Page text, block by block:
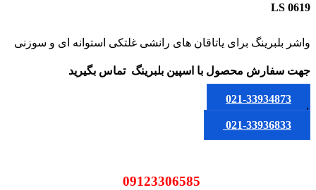
LS 0619
واشر بلبرینگ برای یاتاقان های رانشی غلتکی استوانه ای و سوزنی
جهت سفارش محصول با اسپین بلبرینگ تماس بگیرید
021-33934873
یا
021-33936833